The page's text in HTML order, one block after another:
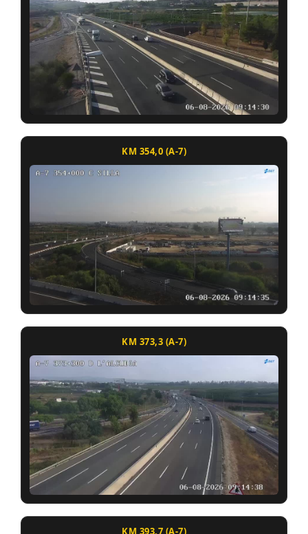
KM 354,0 (A-7)
KM 373,3 (A-7)